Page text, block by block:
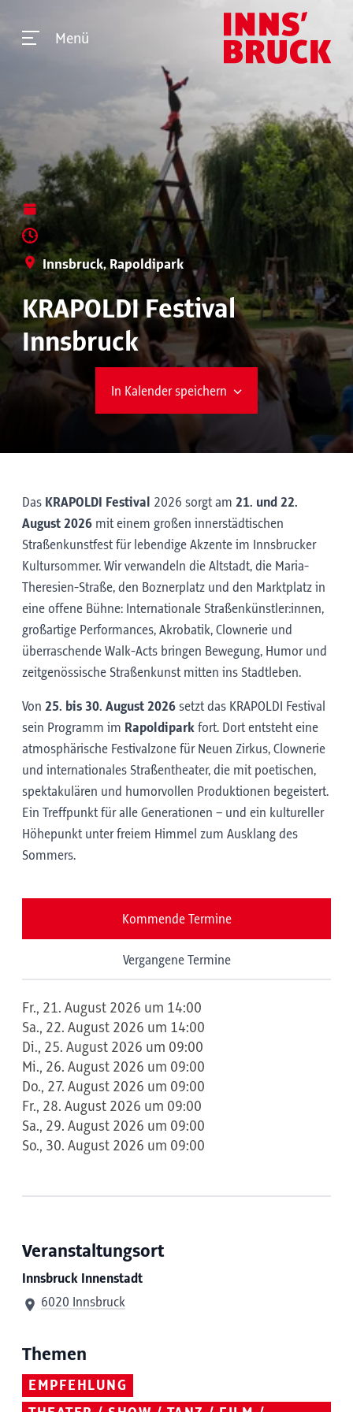
Menü
Innsbruck, Rapoldipark
KRAPOLDI Festival
Innsbruck
In Kalender speichern
Das KRAPOLDI Festival 2026 sorgt am 21. und 22.
August 2026 mit einem großen innerstädtischen
Straßenkunstfest für lebendige Akzente im Innsbrucker
Kultursommer. Wir verwandeln die Altstadt, die Maria-
Theresien-Straße, den Boznerplatz und den Marktplatz in
eine offene Bühne: Internationale Straßenkünstler:innen,
großartige Performances, Akrobatik, Clownerie und
überraschende Walk-Acts bringen Bewegung, Humor und
zeitgenössische Straßenkunst mitten ins Stadtleben.
Von 25. bis 30. August 2026 setzt das KRAPOLDI Festival
sein Programm im Rapoldipark fort. Dort entsteht eine
atmosphärische Festivalzone für Neuen Zirkus, Clownerie
und internationales Straßentheater, die mit poetischen,
spektakulären und humorvollen Produktionen begeistert.
Ein Treffpunkt für alle Generationen – und ein kultureller
Höhepunkt unter freiem Himmel zum Ausklang des
Sommers.
Kommende Termine
Vergangene Termine
Fr., 21. August 2026 um 14:00
Sa., 22. August 2026 um 14:00
Di., 25. August 2026 um 09:00
Mi., 26. August 2026 um 09:00
Do., 27. August 2026 um 09:00
Fr., 28. August 2026 um 09:00
Sa., 29. August 2026 um 09:00
So., 30. August 2026 um 09:00
Veranstaltungsort
Innsbruck Innenstadt
6020 Innsbruck
Themen
EMPFEHLUNG